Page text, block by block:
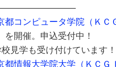
都コンピュータ学院（ＫＣ
を開催。申込受付中！
見学も受け付けています
都情報大学院大学（ＫＣＧ